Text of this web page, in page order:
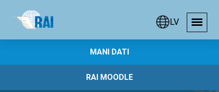
LV
MANI DATI
RAI MOODLE